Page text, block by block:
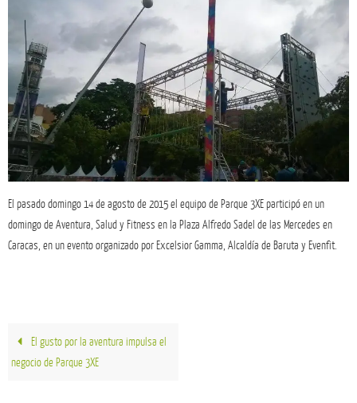
El pasado domingo 14 de agosto de 2015 el equipo de Parque 3XE participó en un
domingo de Aventura, Salud y Fitness en la Plaza Alfredo Sadel de las Mercedes en
Caracas, en un evento organizado por Excelsior Gamma, Alcaldía de Baruta y Evenfit.
El gusto por la aventura impulsa el
negocio de Parque 3XE